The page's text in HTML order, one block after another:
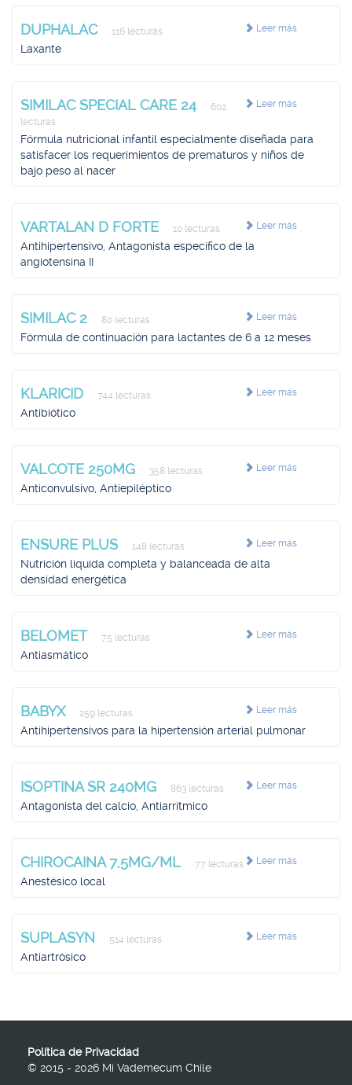
Leer más
DUPHALAC 116 lecturas
Laxante
Leer más
SIMILAC SPECIAL CARE 24
602
lecturas
Fórmula nutricional infantil especialmente diseñada para
satisfacer los requerimientos de prematuros y niños de
bajo peso al nacer
Leer más
VARTALAN D FORTE 10 lecturas
Antihipertensivo, Antagonista específico de la
angiotensina II
Leer más
SIMILAC 2 80 lecturas
Fórmula de continuación para lactantes de 6 a 12 meses
Leer más
KLARICID 744 lecturas
Antibiótico
Leer más
VALCOTE 250MG 358 lecturas
Anticonvulsivo, Antiepiléptico
Leer más
ENSURE PLUS 148 lecturas
Nutrición líquida completa y balanceada de alta
densidad energética
Leer más
BELOMET 75 lecturas
Antiasmático
Leer más
BABYX 259 lecturas
Antihipertensivos para la hipertensión arterial pulmonar
Leer más
ISOPTINA SR 240MG 863 lecturas
Antagonista del calcio, Antiarrítmico
Leer más
CHIROCAINA 7,5MG/ML 77 lecturas
Anestésico local
Leer más
SUPLASYN 514 lecturas
Antiartrósico
Política de Privacidad
© 2015 - 2026 Mi Vademecum Chile